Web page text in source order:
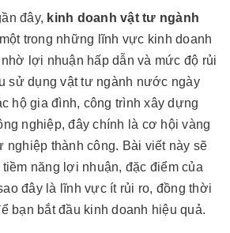
đây, kinh doanh vật tư ngành
trong những lĩnh vực kinh doanh
lợi nhuận hấp dẫn và mức độ rủi
sử dụng vật tư ngành nước ngày
hộ gia đình, công trình xây dựng
nghiệp, đây chính là cơ hội vàng
nghiệp thành công. Bài viết này sẽ
năng lợi nhuận, đặc điểm của
đây là lĩnh vực ít rủi ro, đồng thời
bạn bắt đầu kinh doanh hiệu quả.